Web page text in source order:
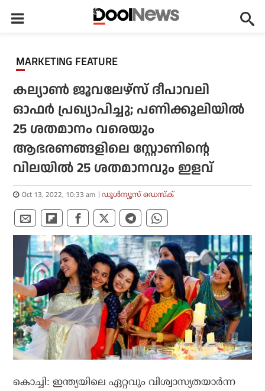
MARKETING FEATURE
കല്യാണ്‍ ജൂവലേഴ്‌സ് ദീപാവലി
ഓഫര്‍ പ്രഖ്യാപിച്ചു; പണിക്കൂലിയില്‍
25 ശതമാനം വരെയും
ആഭരണങ്ങളിലെ സ്റ്റോണിന്റെ
വിലയില്‍ 25 ശതമാനവും ഇളവ്
Oct 13, 2022, 10:33 am ഡൂള്‍ന്യൂസ് ഡെസ്‌ക്
കൊച്ചി: ഇന്ത്യയിലെ ഏറ്റവും വിശ്വാസ്യതയാര്‍ന്ന